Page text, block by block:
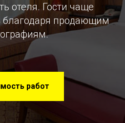
отеля. Гости чаще
благодаря продающим
работ